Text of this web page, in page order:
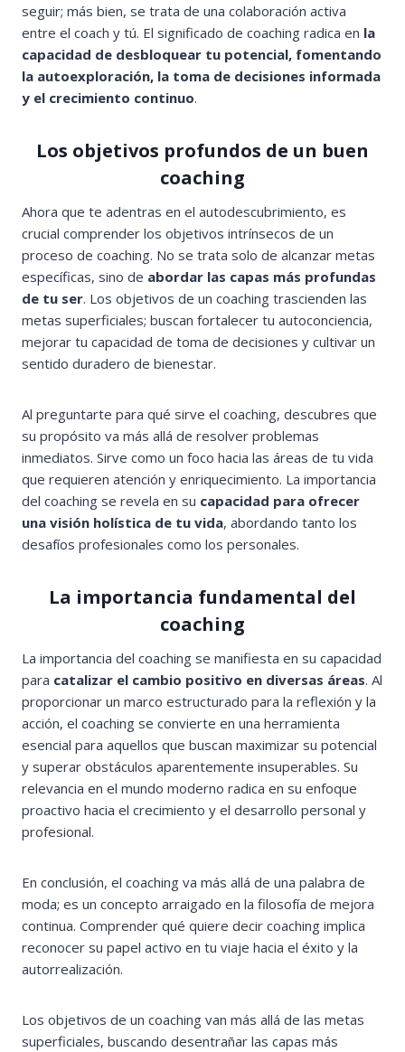
seguir; más bien, se trata de una colaboración activa
entre el coach y tú. El significado de coaching radica en la
capacidad de desbloquear tu potencial, fomentando
la autoexploración, la toma de decisiones informada
y el crecimiento continuo.
Los objetivos profundos de un buen
coaching
Ahora que te adentras en el autodescubrimiento, es
crucial comprender los objetivos intrínsecos de un
proceso de coaching. No se trata solo de alcanzar metas
específicas, sino de abordar las capas más profundas
de tu ser. Los objetivos de un coaching trascienden las
metas superficiales; buscan fortalecer tu autoconciencia,
mejorar tu capacidad de toma de decisiones y cultivar un
sentido duradero de bienestar.
Al preguntarte para qué sirve el coaching, descubres que
su propósito va más allá de resolver problemas
inmediatos. Sirve como un foco hacia las áreas de tu vida
que requieren atención y enriquecimiento. La importancia
del coaching se revela en su capacidad para ofrecer
una visión holística de tu vida, abordando tanto los
desafíos profesionales como los personales.
La importancia fundamental del
coaching
La importancia del coaching se manifiesta en su capacidad
para catalizar el cambio positivo en diversas áreas. Al
proporcionar un marco estructurado para la reflexión y la
acción, el coaching se convierte en una herramienta
esencial para aquellos que buscan maximizar su potencial
y superar obstáculos aparentemente insuperables. Su
relevancia en el mundo moderno radica en su enfoque
proactivo hacia el crecimiento y el desarrollo personal y
profesional.
En conclusión, el coaching va más allá de una palabra de
moda; es un concepto arraigado en la filosofía de mejora
continua. Comprender qué quiere decir coaching implica
reconocer su papel activo en tu viaje hacia el éxito y la
autorrealización.
Los objetivos de un coaching van más allá de las metas
superficiales, buscando desentrañar las capas más